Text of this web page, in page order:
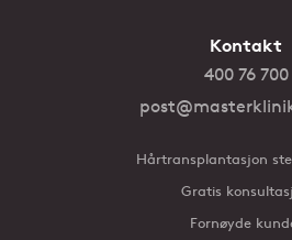
Kontakt
400 76 700
Hårtransplantasjon
Gratis
Fornøyde